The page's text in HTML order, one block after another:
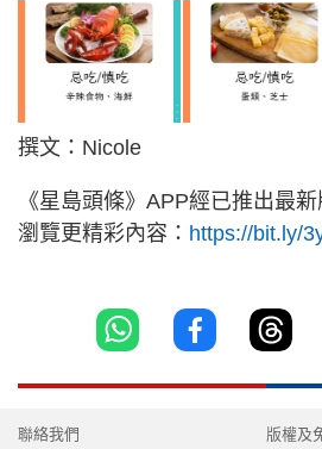
撰文：Nicole
《星島頭條》APP經已推出最
瀏覽更精彩內容： https://bit.ly/
聯絡我們 版權及